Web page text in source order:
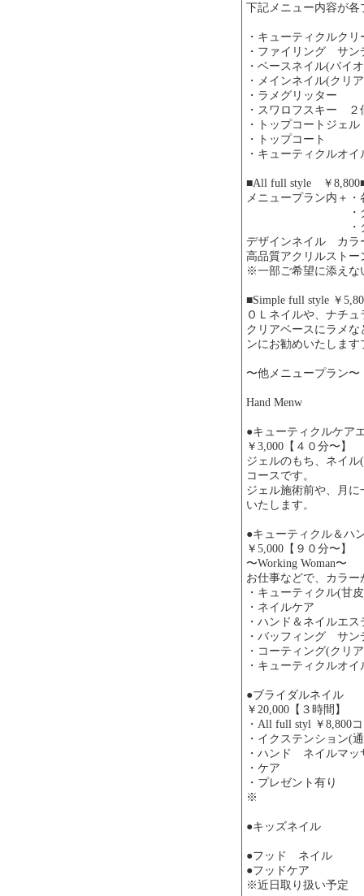
下記メニュー内容が
・キューティクルク
・ファイリング サン
・ベースネイル(バイ
・メインネイル(クリ
・ラメグリッター
・スワロフスキー ２
・トップコートジェル
・トップコート
・キューティクルオイ
■All full style ￥
メニュープラン内＋・
・ダブル
・タイダイ柄
デザインネイル カラ
高品質アクリルスト
※一部ご希望に添えな
■Simple full style ￥
ＯＬネイルや、ナチ
クリアベースにラメ
ンにお勧めいたします
〜他メニュープラン〜
Hand Menw
●キューティクルケア
￥3,000【４０分〜】
ジェルのもち、ネイ
コースです。
ジェル施術前や、月
いたします。
●キューティクル＆ハ
￥5,000【９０分〜】
〜Working Woman〜
お仕事などで、カラ
・キューティクル(甘
・ネイルケア
・ハンド＆ネイルエス
・バッフィング サ
・コーティング(クリ
・キューティクルオイ
●ブライダルネイル
￥20,000【３時間】
・All full styl ￥8,800
・イクステンション(
・ハンド ネイルマッ
・ケア
・プレゼント有り
※
●キッズネイル
●フッド ネイル
●フッドケア
※近日取り扱い予定